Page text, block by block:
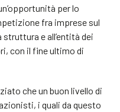
per lo
fra imprese sul
e all’entità dei
con il fine ultimo di
che un buon livello di
i quali da questo